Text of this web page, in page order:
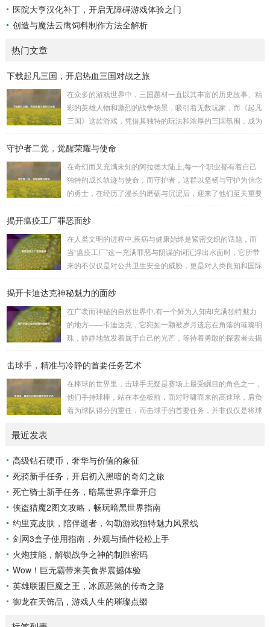
医院大亨汉化补丁，开启无障碍游戏体验之门
创造与魔法云鹰饲料制作方法全解析
热门文章
下载起凡三国，开启热血三国对战之旅
在众多的游戏世界中，三国题材一直以其丰富的历史故事、精
彩的英雄人物和激烈的战争场景，吸引着无数玩家，而《起凡
三国》这款游戏，凭借其独特的玩法和浓厚的三国氛围，成为
何进行起凡三国下载,开启一段热血的三国对战之旅。 《起凡
以化身为三国时期的知名将领，如勇猛无双的吕布、足智多谋
的诸葛亮、忠义双全的关羽等，率领自己的军队在战场上冲锋
陷阵、排兵布阵，游戏中的每一场战斗都充满了变...
守护者二觉，觉醒荣耀与使命
在奇幻而又充满未知的阿拉德大陆上,每一个职业都有着自己
独特的成长轨迹与使命，而守护者，这群以坚韧与守护为信念
的勇士，在经历了漫长的磨砺与沉淀后，迎来了他们至关重要
大陆的那一刻起，便肩负着守护的重任，他们身躯魁梧，手持
来自各方的邪恶势力，最初，他们凭借着基础的技能和坚定的
意志，在一次次战斗中积累着经验，不断成长，无论是在阴森
恐怖的地下墓穴，还是在战火纷飞的前线战场，守...
揭开瘟疫工厂罪恶面纱
在人类文明的进程中,疾病与健康始终是紧密交织的话题，而
当“瘟疫工厂”这一充满罪恶与阴谋的词汇浮出水面时，它所带
来的不仅仅是对公共卫生安全的威胁，更是对人类良知和国际
是一些别有用心的势力为了实现其不可告人的目的，秘密设立
科学研究的外衣，实则干着违背人道、危害全球的勾当。 从
历史上看,生物武器的使用曾经给人类带来过惨痛的教训，在
战争时期，某些国家就曾利用细菌、病毒...
揭开卡迪达克神秘魅力的面纱
在广袤而神秘的自然世界中,有一个鲜为人知却充满独特魅力
的地方——卡迪达克，它宛如一颗被岁月遗忘在角落的璀璨明
珠，静静地散发着属于自己的光芒，等待着勇敢的探索者去揭
复杂多样的地形地貌，高耸入云的山脉连绵起伏，像是大自然
照耀下闪耀着刺眼的银光，仿佛是大自然赐予这片土地的皇
冠，而山脚下，则是一片郁郁葱葱的森林，森林里树木种类繁
多，高大的乔木遮天蔽日，阳光只能透过枝叶的缝隙...
击球手，精准与冷静的首要任务艺术
在棒球的世界里，击球手无疑是赛场上最受瞩目的角色之一，
他们手持球棒，站在本垒板前，面对呼啸而来的高速球，肩负
着为球队得分的重任，而击球手的首要任务，并非仅仅是将球
滑球，击球手需要在极短的时间内，准确判断球的速度、方向
和落点，然后调整自己的击球动作，这不仅要求击球手具备出
色的视力和反应能力,更需要大量的训练来培养对球...
最近发表
高级钻石硬币，奢华与价值的象征
死骑新手任务，开启初入黑暗的奇幻之旅
死亡骑士新手任务，暗黑世界序章开启
侠盗猎魔2图文攻略，畅玩暗黑世界指南
约里克皮肤，陪伴逝者，勾勒游戏独特魅力风景线
剑网3盒子使用指南，外观与插件轻松上手
火炮技能，解锁战争之神的制胜密码
Wow！巨无霸带来美食界震撼体验
英雄联盟巨魔之王，冰原恶煞的传奇之路
御龙在天饰品，游戏人生的璀璨点缀